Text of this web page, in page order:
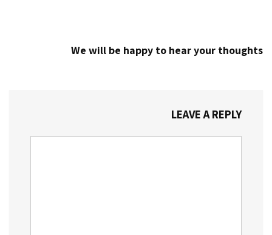
We will be happy to hear your thoughts
LEAVE A REPLY